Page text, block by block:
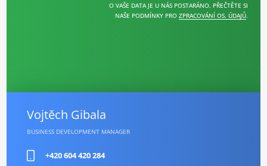
O VAŠE DATA JE U NÁS POSTARÁNO. PŘEČTĚTE SI
NAŠE PODMÍNKY PRO ZPRACOVÁNÍ OS. ÚDAJŮ.
Vojtěch Gibala
BUSINESS DEVELOPMENT MANAGER
+420 604 420 284